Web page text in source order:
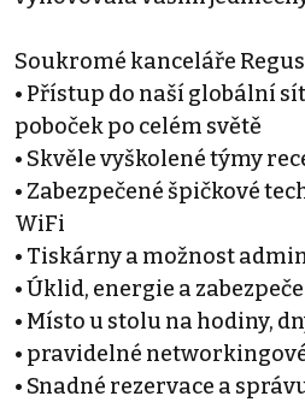
Soukromé kanceláře
• Přístup do naší globální
poboček po celém světě
• Skvěle vyškolené týmy
• Zabezpečené špičkové
WiFi
• Tiskárny a možnost
• Úklid, energie a
• Místo u stolu na hodiny,
• pravidelné
• Snadné rezervace a